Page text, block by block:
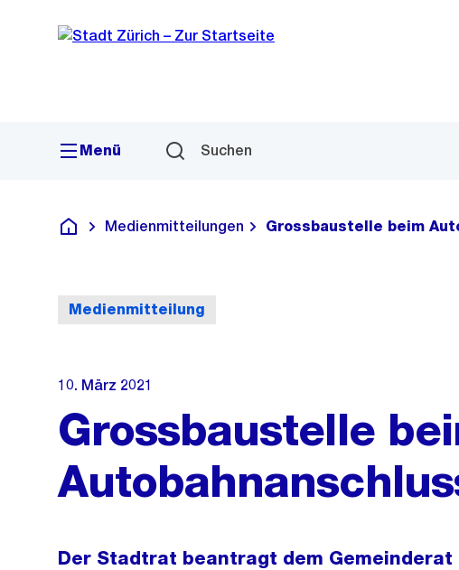
Navigation
Sprunglink
Menü Suchen
Deutsch
Medienmitteilungen Grossbaustelle beim
Medienmitteilung
10. März 2021
Grossbaustelle
Der Stadtrat beantragt dem